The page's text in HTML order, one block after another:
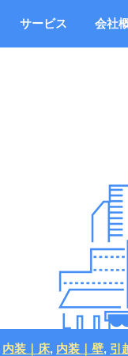
サービス 会社
内装｜床, 内装｜壁, 引